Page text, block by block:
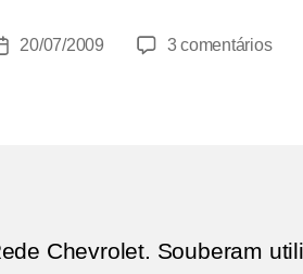
20/07/2009 3 comentáriosem
Chevrolet. Souberam